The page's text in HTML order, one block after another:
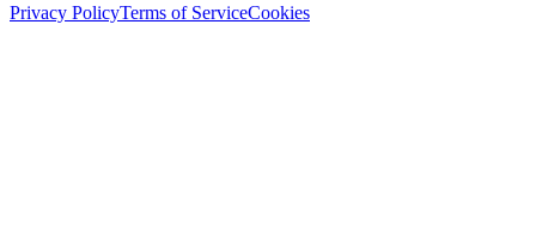
Privacy PolicyTerms of ServiceCookies